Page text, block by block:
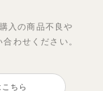
入の商品不良や
合わせください。
ちら